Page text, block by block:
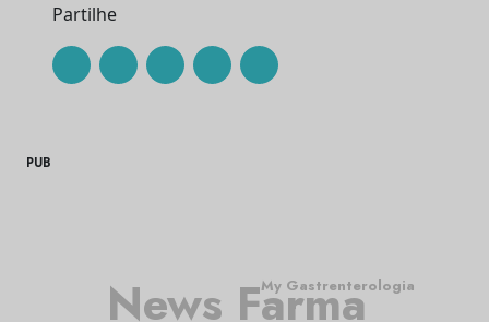
Partilhe
PUB
News Farma
My Gastrenterologia